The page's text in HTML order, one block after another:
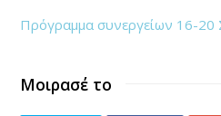
Πρόγραμμα συνεργείων 16-
Μοιρασέ το